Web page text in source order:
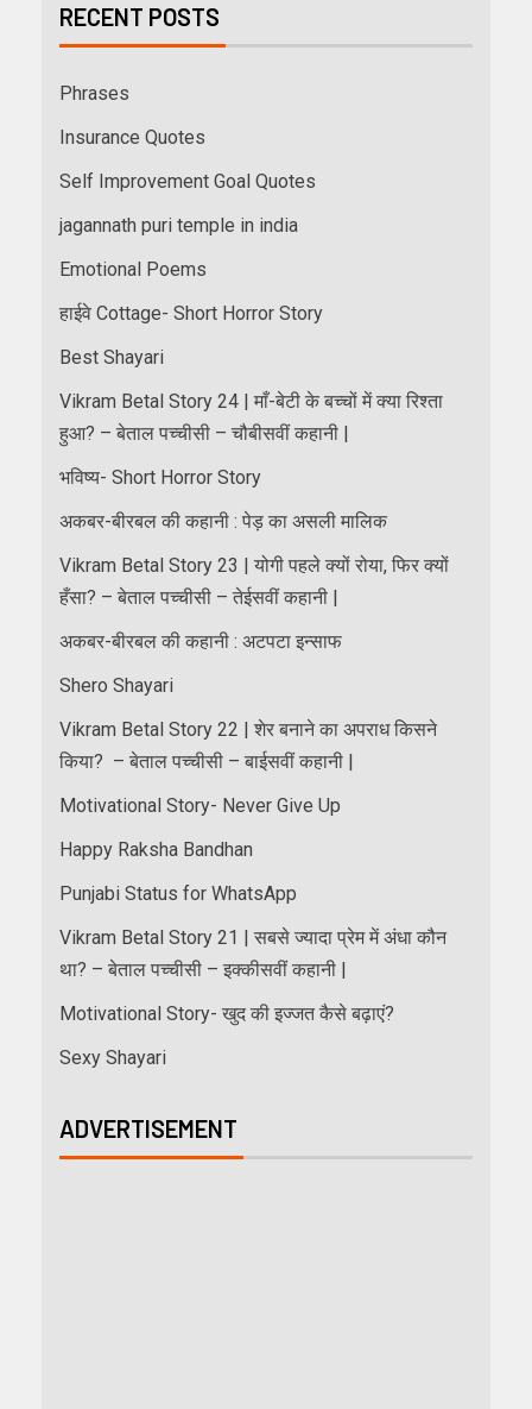
RECENT POSTS
Phrases
Insurance Quotes
Self Improvement Goal Quotes
jagannath puri temple in india
Emotional Poems
हाईवे Cottage- Short Horror Story
Best Shayari
Vikram Betal Story 24 | माँ-बेटी के बच्चों में क्या रिश्ता
हुआ? – बेताल पच्चीसी – चौबीसवीं कहानी |
भविष्य- Short Horror Story
अकबर-बीरबल की कहानी : पेड़ का असली मालिक
Vikram Betal Story 23 | योगी पहले क्यों रोया, फिर क्यों
हँसा? – बेताल पच्चीसी – तेईसवीं कहानी |
अकबर-बीरबल की कहानी : अटपटा इन्साफ
Shero Shayari
Vikram Betal Story 22 | शेर बनाने का अपराध किसने
किया? – बेताल पच्चीसी – बाईसवीं कहानी |
Motivational Story- Never Give Up
Happy Raksha Bandhan
Punjabi Status for WhatsApp
Vikram Betal Story 21 | सबसे ज्यादा प्रेम में अंधा कौन
था? – बेताल पच्चीसी – इक्कीसवीं कहानी |
Motivational Story- खुद की इज्जत कैसे बढ़ाएं?
Sexy Shayari
ADVERTISEMENT